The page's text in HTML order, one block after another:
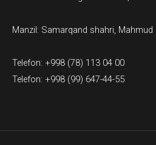
Manzil: Samarqand shahri, Mahmud
Telefon: +998 (78) 113 04 00
Telefon: +998 (99) 647-44-55